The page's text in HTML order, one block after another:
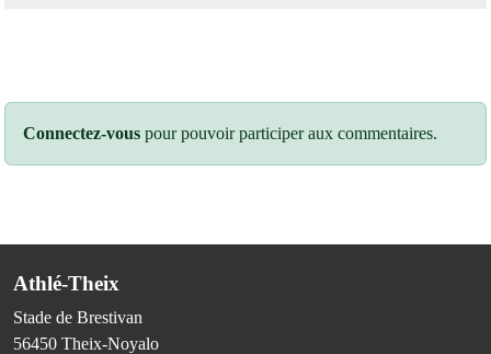
Connectez-vous pour pouvoir participer aux commentaires.
Athlé-Theix
Stade de Brestivan
56450 Theix-Noyalo